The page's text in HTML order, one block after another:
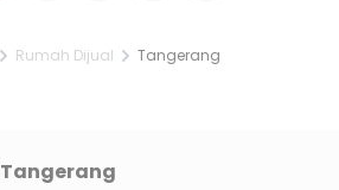
Rumah Dijual Tangerang
Tangerang